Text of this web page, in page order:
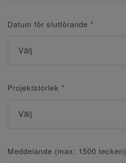
Datum för slutförande *
Projektstorlek *
Meddelande (max: 1500 tecken)